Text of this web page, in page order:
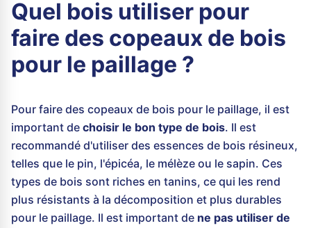
Quel bois utiliser pour
faire des copeaux de bois
pour le paillage ?
Pour faire des copeaux de bois pour le paillage, il est
important de choisir le bon type de bois. Il est
recommandé d'utiliser des essences de bois résineux,
telles que le pin, l'épicéa, le mélèze ou le sapin. Ces
types de bois sont riches en tanins, ce qui les rend
plus résistants à la décomposition et plus durables
pour le paillage. Il est important de ne pas utiliser de